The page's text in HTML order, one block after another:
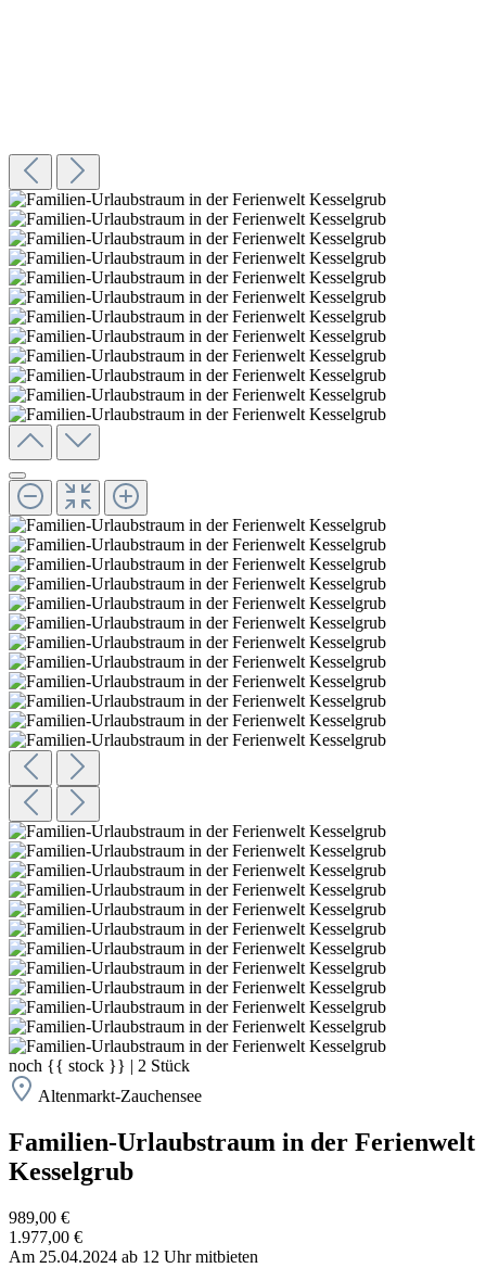
noch {{ stock }} | 2 Stück
Altenmarkt-Zauchensee
Familien-Urlaubstraum in der Ferienwelt
Kesselgrub
989,00 €
1.977,00 €
Am 25.04.2024 ab 12 Uhr mitbieten